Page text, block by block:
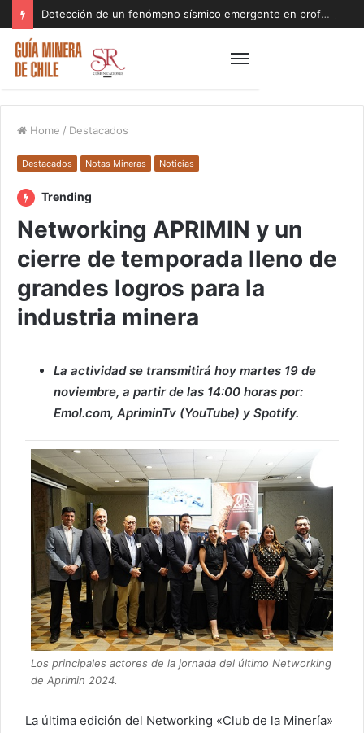
Detección de un fenómeno sísmico emergente en profundidad con riesgos diferentes a los conocidos paraliza Andes Norte
Home / Destacados
Destacados Notas Mineras Noticias
Trending
Networking APRIMIN y un
cierre de temporada lleno de
grandes logros para la
industria minera
La actividad se transmitirá hoy martes 19 de
noviembre, a partir de las 14:00 horas por:
Emol.com, ApriminTv (YouTube) y Spotify.
Los principales actores de la jornada del último Networking
de Aprimin 2024.
La última edición del Networking «Club de la Minería»